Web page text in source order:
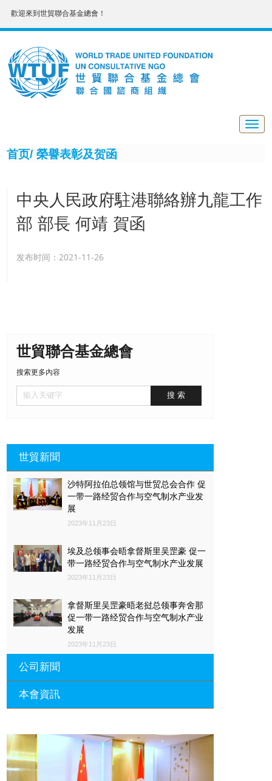
歡迎來到世貿聯合基金總會！
首页/ 榮譽表彰及贺函
中央人民政府駐港聯絡辦九龍工作
部 部長 何靖 賀函
发布时间：2021-11-26
世貿聯合基金總會
搜索更多內容
世貿新聞
沙特阿拉伯总领馆与世贸总会合作 促
一带一路经贸合作与空气制水产业发
展
2023年11月23日
埃及总领事会晤拿督斯里吴罡豪 促一
带一路经贸合作与空气制水产业发展
2023年11月23日
拿督斯里吴罡豪晤老挝总领事奔舍那
促一带一路经贸合作与空气制水产业
发展
2023年11月23日
公司新聞
一带一路经贸合作与空气制水产业发
2023年11月23日
埃及总领事会晤拿督斯里吴罡豪 促一
带一路经贸合作与空气制水产业发展
本會資訊
長瑚蒞臨 天泉鼎豐深圳總部及國際標
量波量子研究院
2021年12月10日